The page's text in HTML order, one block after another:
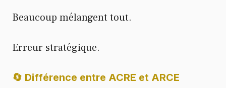
Beaucoup mélangent tout.
Erreur stratégique.
🔄 Différence entre ACRE et ARCE